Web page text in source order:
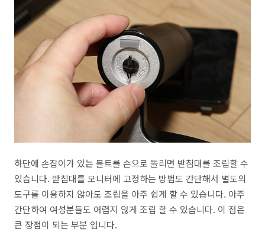
하단에 손잡이가 있는 볼트를 손으로 돌리면 받침대를 조립할 수
있습니다. 받침대를 모니터에 고정하는 방법도 간단해서 별도의
도구를 이용하지 않아도 조립을 아주 쉽게 할 수 있습니다. 아주
간단하여 여성분들도 어렵지 않게 조립 할 수 있습니다. 이 점은
큰 장점이 되는 부분 입니다.